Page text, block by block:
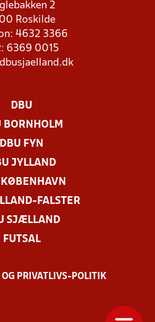
2
Roskilde
4632 3366
6369 0015
DBU
BORNHOLM
DBU FYN
JYLLAND
KØBENHAVN
FALSTER
SJÆLLAND
FUTSAL
OG PRIVATLIVS-POLITIK